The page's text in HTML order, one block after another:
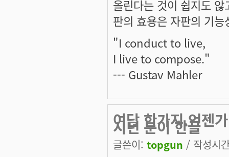
올린다는 것이 쉽지도
판의 효용은 자판의 기
"I conduct to live,
I live to compose."
--- Gustav Mahler
여담 한가지.언젠
시던 분이 한글
글쓴이: topgun / 작성시